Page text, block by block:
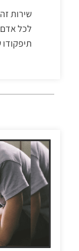
שירות
לכל